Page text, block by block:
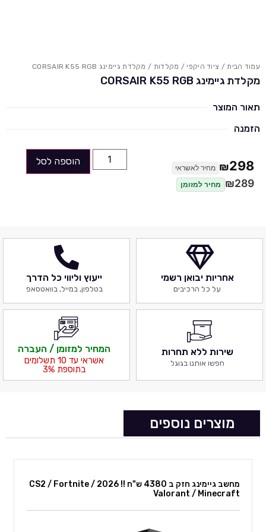
עמוד הבית/ ציוד היקפי / מקלדות / מקלדת גיימינג CORSAIR K55 RGB
מקלדת גיימינג CORSAIR K55 RGB
תאור המוצר
הזמנה
₪298 מחיר לאשראי
₪289 מחיר למזומן
הוספה לסל
אחריות יבואן רשמי
על כל הרכיבים
ייעוץ וליווי כל הדרך
בטלפון, במייל, בוואטסאפ
שירות ללא תחרות
חפשו אותנו בגוגל
המחיר למזומן / העברה
אשראי עד 10 תשלומים
בתוספת 3%
מוצרים נוספים
מחשב גיימינג חזק ב 4380 ש"ח !! 2026 CS2 / Fortnite /
מחשב גיימינג 7800X3D + 9070XT 8.5K July 2026